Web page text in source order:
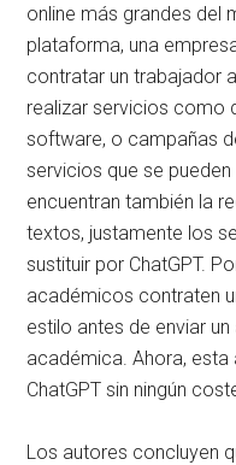
online más grandes del
plataforma, una
contratar un trabajador
realizar servicios como
software, o campañas
servicios que se
encuentran también la
textos, justamente los
sustituir por ChatGPT.
académicos contraten
estilo antes de enviar
académica. Ahora, esta
ChatGPT sin ningún
Los autores concluyen